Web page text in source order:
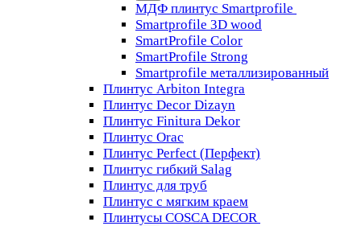
МДФ плинтус Smartprofile
Smartprofile 3D wood
SmartProfile Color
SmartProfile Strong
Smartprofile металлизированный
Плинтус Arbiton Integra
Плинтус Decor Dizayn
Плинтус Finitura Dekor
Плинтус Orac
Плинтус Perfect (Перфект)
Плинтус гибкий Salag
Плинтус для труб
Плинтус с мягким краем
Плинтусы COSCA DECOR